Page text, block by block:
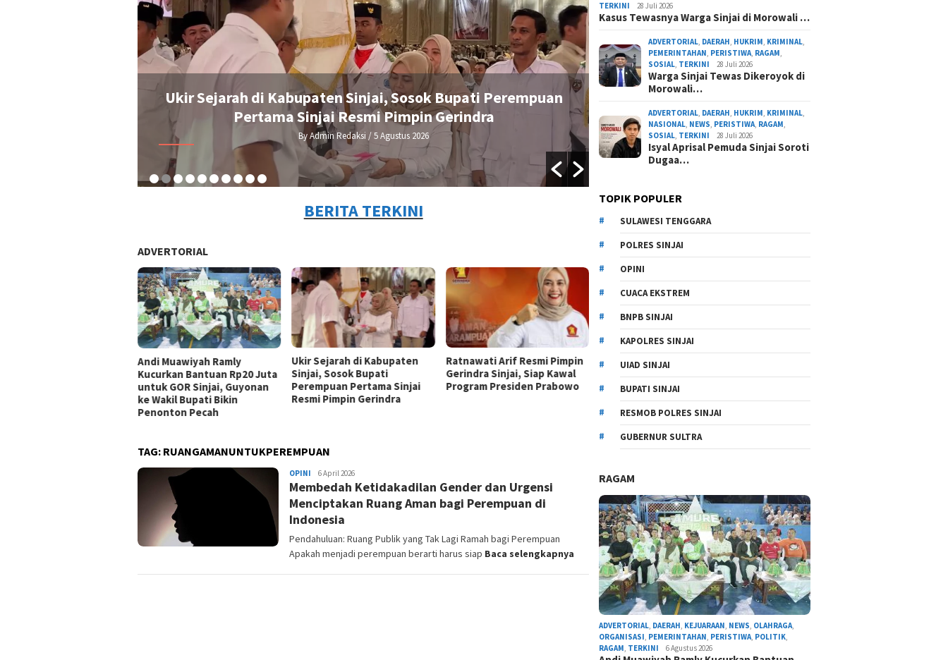
Ukir Sejarah di Kabupaten Sinjai, Sosok Bupati Perempuan
Pertama Sinjai Resmi Pimpin Gerindra
By Admin Redaksi / 5 Agustus 2026
Ratnawati Arif Resmi Pimpin Gerindra Sinjai,
Program Presiden Prabowo
By Admin Redaksi
BERITA TERKINI
ADVERTORIAL
Andi Muawiyah Ramly
Kucurkan Bantuan Rp20 Juta
untuk GOR Sinjai, Guyonan
ke Wakil Bupati Bikin
Penonton Pecah
Ukir Sejarah di Kabupaten
Sinjai, Sosok Bupati
Perempuan Pertama Sinjai
Resmi Pimpin Gerindra
Ratnawati Arif Resmi Pimpin
Gerindra Sinjai, Siap Kawal
Program Presiden Prabowo
TAG: RUANGAMANUNTUKPEREMPUAN
OPINI Admin
Redaksi
6 April 2026
Membedah Ketidakadilan Gender dan Urgensi
Menciptakan Ruang Aman bagi Perempuan di
Indonesia
Pendahuluan: Ruang Publik yang Tak Lagi Ramah bagi Perempuan
Apakah menjadi perempuan berarti harus siap Baca selengkapnya
TERKINI
28 Juli 2026
Kasus Tewasnya Warga Sinjai di Morowali …
ADVERTORIAL, DAERAH, HUKRIM, KRIMINAL,
PEMERINTAHAN, PERISTIWA, RAGAM,
SOSIAL, TERKINI 28 Juli 2026
Warga Sinjai Tewas Dikeroyok di
Morowali…
ADVERTORIAL, DAERAH, HUKRIM, KRIMINAL,
NASIONAL, NEWS, PERISTIWA, RAGAM,
SOSIAL, TERKINI 28 Juli 2026
Isyal Aprisal Pemuda Sinjai Soroti
Dugaa…
TOPIK POPULER
SULAWESI TENGGARA
POLRES SINJAI
OPINI
CUACA EKSTREM
BNPB SINJAI
KAPOLRES SINJAI
UIAD SINJAI
BUPATI SINJAI
RESMOB POLRES SINJAI
GUBERNUR SULTRA
RAGAM
ADVERTORIAL DAERAH KEJUARAAN NEWS OLAHRAGA
ORGANISASI PEMERINTAHAN PERISTIWA POLITIK
RAGAM TERKINI 6 Agustus 2026